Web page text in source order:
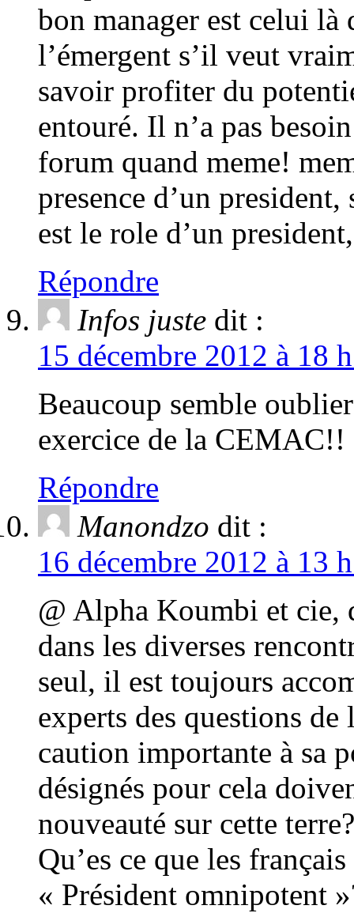
bon manager est celui
l’émergent s’il veut
savoir profiter du
entouré. Il n’a pas
forum quand meme!
presence d’un
est le role d’un
Répondre
Infos juste dit :
15 décembre 2012 à 18
Beaucoup semble
exercice de la CEMAC!!
Répondre
Manondzo dit :
16 décembre 2012 à 13
@ Alpha Koumbi et cie,
dans les diverses
seul, il est toujours
experts des questions de
caution importante à sa
désignés pour cela
nouveauté sur cette
Qu’es ce que les
« Président omnipotent